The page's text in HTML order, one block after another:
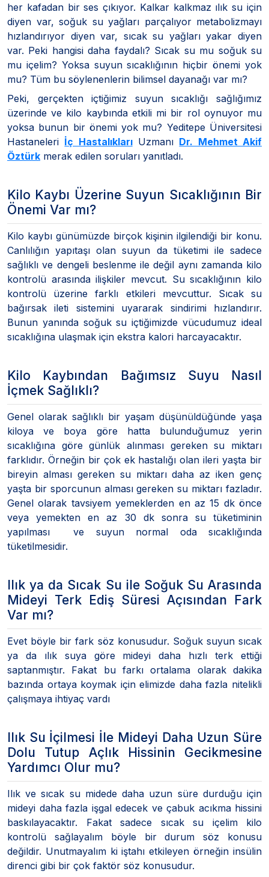
her kafadan bir ses çıkıyor. Kalkar kalkmaz ılık su için
diyen var, soğuk su yağları parçalıyor metabolizmayı
hızlandırıyor diyen var, sıcak su yağları yakar diyen
var. Peki hangisi daha faydalı? Sıcak su mu soğuk su
mu içelim? Yoksa suyun sıcaklığının hiçbir önemi yok
mu? Tüm bu söylenenlerin bilimsel dayanağı var mı?
Peki, gerçekten içtiğimiz suyun sıcaklığı sağlığımız
üzerinde ve kilo kaybında etkili mi bir rol oynuyor mu
yoksa bunun bir önemi yok mu? Yeditepe Üniversitesi
Hastaneleri İç HastalıklarıUzmanı Dr. Mehmet Akif
Öztürk merak edilen soruları yanıtladı.
Kilo Kaybı Üzerine Suyun Sıcaklığının Bir
Önemi Var mı?
Kilo kaybı günümüzde birçok kişinin ilgilendiği bir konu.
Canlılığın yapıtaşı olan suyun da tüketimi ile sadece
sağlıklı ve dengeli beslenme ile değil aynı zamanda kilo
kontrolü arasında ilişkiler mevcut. Su sıcaklığının kilo
kontrolü üzerine farklı etkileri mevcuttur. Sıcak su
bağırsak ileti sistemini uyararak sindirimi hızlandırır.
Bunun yanında soğuk su içtiğimizde vücudumuz ideal
sıcaklığına ulaşmak için ekstra kalori harcayacaktır.
Kilo Kaybından Bağımsız Suyu Nasıl
İçmek Sağlıklı?
Genel olarak sağlıklı bir yaşam düşünüldüğünde yaşa
kiloya ve boya göre hatta bulunduğumuz yerin
sıcaklığına göre günlük alınması gereken su miktarı
farklıdır. Örneğin bir çok ek hastalığı olan ileri yaşta bir
bireyin alması gereken su miktarı daha az iken genç
yaşta bir sporcunun alması gereken su miktarı fazladır.
Genel olarak tavsiyem yemeklerden en az 15 dk önce
veya yemekten en az 30 dk sonra su tüketiminin
yapılması ve suyun normal oda sıcaklığında
tüketilmesidir.
Ilık ya da Sıcak Su ile Soğuk Su Arasında
Mideyi Terk Ediş Süresi Açısından Fark
Var mı?
Evet böyle bir fark söz konusudur. Soğuk suyun sıcak
ya da ılık suya göre mideyi daha hızlı terk ettiği
saptanmıştır. Fakat bu farkı ortalama olarak dakika
bazında ortaya koymak için elimizde daha fazla nitelikli
çalışmaya ihtiyaç vardı
Ilık Su İçilmesi İle Mideyi Daha Uzun Süre
Dolu Tutup Açlık Hissinin Gecikmesine
Yardımcı Olur mu?
Ilık ve sıcak su midede daha uzun süre durduğu için
mideyi daha fazla işgal edecek ve çabuk acıkma hissini
baskılayacaktır. Fakat sadece sıcak su içelim kilo
kontrolü sağlayalım böyle bir durum söz konusu
değildir. Unutmayalım ki iştahı etkileyen örneğin insülin
direnci gibi bir çok faktör söz konusudur.